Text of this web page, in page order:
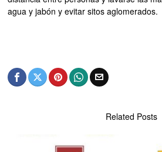
agua y jabón y evitar sitos aglomerados.
Related Posts